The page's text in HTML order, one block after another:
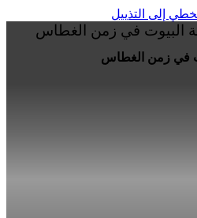
إلى التذييل
البيوت في زمن الغطاس
في زمن الغطاس